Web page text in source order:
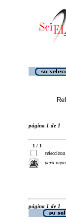
página 1 de 1
1 / 1
selecciona
para
página 1 de 1